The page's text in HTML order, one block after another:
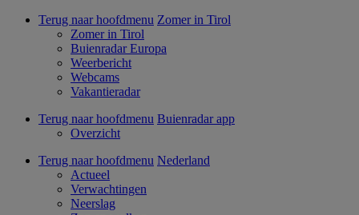
Terug naar hoofdmenu Zomer in Tirol
Zomer in Tirol
Buienradar Europa
Weerbericht
Webcams
Vakantieradar
Terug naar hoofdmenu Buienradar app
Overzicht
Terug naar hoofdmenu Nederland
Actueel
Verwachtingen
Neerslag